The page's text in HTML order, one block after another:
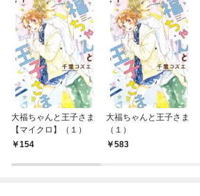
大福ちゃんと王子さま
【マイクロ】（１）
154
大福ちゃんと王子さま
（１）
583